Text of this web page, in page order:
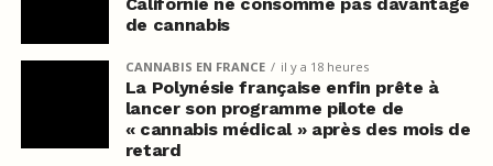
de cannabis
CANNABIS EN FRANCE il y a 18 heures
La Polynésie française enfin prête à
lancer son programme pilote de
« cannabis médical » après des mois de
retard